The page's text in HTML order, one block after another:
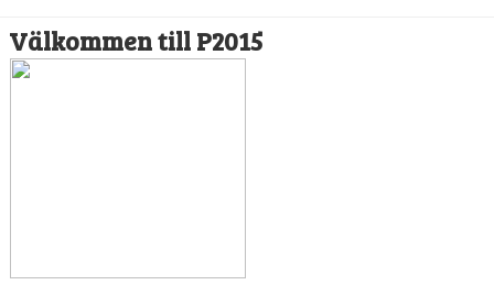
TRUPPEN
Välkommen till P2015